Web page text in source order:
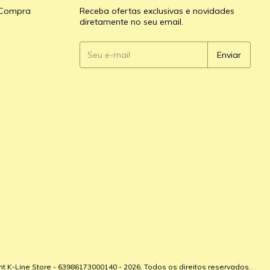
Receba ofertas exclusivas e novidades
diretamente no seu email.
K-Line Store - 63986173000140 - 2026. Todos os direitos reservados.